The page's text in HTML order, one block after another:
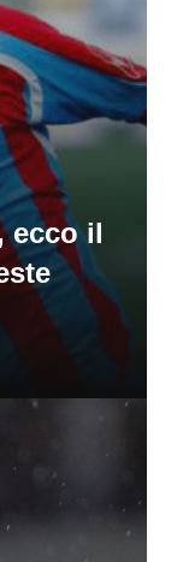
ecco il